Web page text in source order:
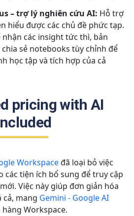
– trợ lý nghiên cứu AI: Hỗ trợ
hiểu được các chủ đề phức tạp.
nhận các insight tức thì, bản
sẻ notebooks tùy chỉnh để
học tập và tích hợp của cả
pricing with AI
Workspaceđã loại bỏ việc
các tiện ích bổ sung để truy cập
Việc này giúp đơn giản hóa
cả, mang Gemini - Google AI
Workspace.